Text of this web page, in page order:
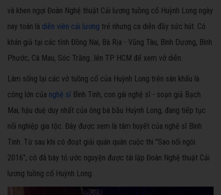
và khen ngợi Đoàn Nghệ thuật Cải lương tuồng cổ Huỳnh Long ngày
nay toàn là diễn viên cải lương trẻ nhưng ca diễn đầy sức hút. Có
khán giả tại các tỉnh Đồng Nai, Bà Rịa - Vũng Tàu, Bình Dương, Bình
Phước, Cà Mau, Sóc Trăng…lên TP HCM để xem vở diễn.
Làm sống lại các vở tuồng cổ của Huỳnh Long trên sân khấu là
công lớn của nghệ sĩ Bình Tinh, con gái nghệ sĩ - soạn giả Bạch
Mai, hậu duệ duy nhất của ông bà bầu Huỳnh Long, đang tiếp tục
nối nghiệp gia tộc. Đây được xem là tâm huyết của nghệ sĩ Bình
Tinh. Từ sau khi cô đoạt giải quán quân cuộc thi "Sao nối ngôi
2016", cô đã bày tỏ ước nguyện được tái lập Đoàn Nghệ thuật Cải
lương tuồng cổ Huỳnh Long.